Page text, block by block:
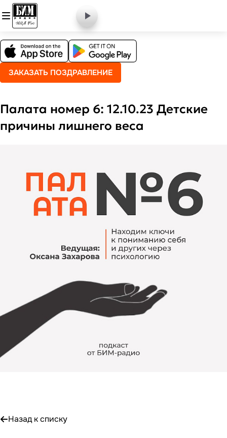
ЗАКАЗАТЬ ПОЗДРАВЛЕНИЕ
Палата номер 6: 12.10.23 Детские
причины лишнего веса
Назад к списку